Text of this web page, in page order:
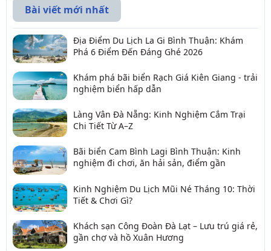
Bài viết mới nhất
Địa Điểm Du Lịch La Gi Bình Thuận: Khám
Phá 6 Điểm Đến Đáng Ghé 2026
Khám phá bãi biển Rạch Giá Kiên Giang - trải
nghiệm biển hấp dẫn
Làng Vân Đà Nẵng: Kinh Nghiệm Cắm Trại
Chi Tiết Từ A–Z
Bãi biển Cam Bình Lagi Bình Thuận: Kinh
nghiệm đi chơi, ăn hải sản, điểm gần
Kinh Nghiệm Du Lịch Mũi Né Tháng 10: Thời
Tiết & Chơi Gì?
Khách sạn Công Đoàn Đà Lạt – Lưu trú giá rẻ,
gần chợ và hồ Xuân Hương